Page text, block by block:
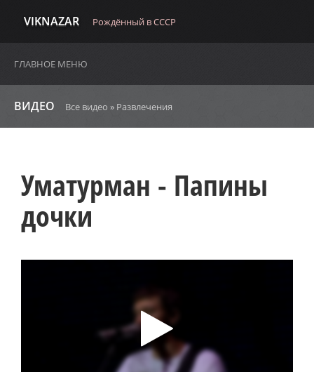
VIKNAZAR Рождённый в СССР
ГЛАВНОЕ МЕНЮ
ВИДЕО Все видео » Развлечения
Уматурман - Папины
дочки